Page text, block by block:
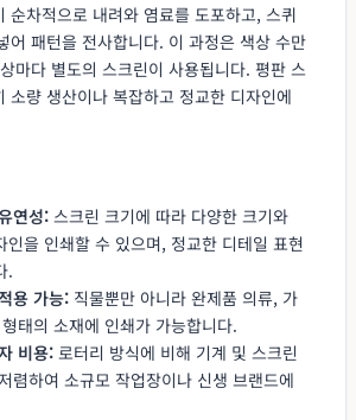
순차적으로 내려와 염료를 도포하고, 스퀴
어 패턴을 전사합니다. 이 과정은 색상 수만
마다 별도의 스크린이 사용됩니다. 평판 스
소량 생산이나 복잡하고 정교한 디자인에
연성: 스크린 크기에 따라 다양한 크기와
인을 인쇄할 수 있으며, 정교한 디테일 표현
.
용 가능: 직물뿐만 아니라 완제품 의류, 가
태의 소재에 인쇄가 가능합니다.
비용: 로터리 방식에 비해 기계 및 스크린
렴하여 소규모 작업장이나 신생 브랜드에